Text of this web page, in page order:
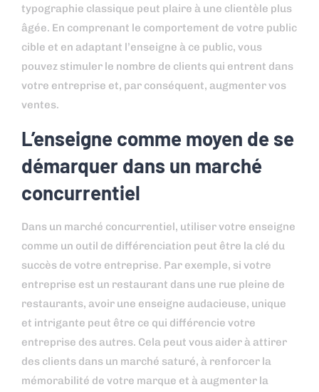
typographie classique peut plaire à une clientèle plus
âgée. En comprenant le comportement de votre public
cible et en adaptant l’enseigne à ce public, vous
pouvez stimuler le nombre de clients qui entrent dans
votre entreprise et, par conséquent, augmenter vos
ventes.
L’enseigne comme moyen de se
démarquer dans un marché
concurrentiel
Dans un marché concurrentiel, utiliser votre enseigne
comme un outil de différenciation peut être la clé du
succès de votre entreprise. Par exemple, si votre
entreprise est un restaurant dans une rue pleine de
restaurants, avoir une enseigne audacieuse, unique
et intrigante peut être ce qui différencie votre
entreprise des autres. Cela peut vous aider à attirer
des clients dans un marché saturé, à renforcer la
mémorabilité de votre marque et à augmenter la